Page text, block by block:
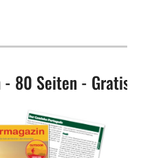
80 Seiten - Gratis!